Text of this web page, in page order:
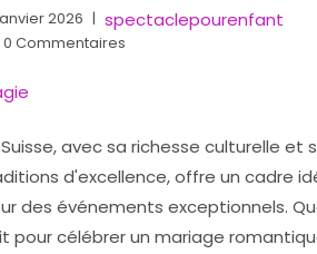
2026 | spectaclepourenfant
0 Commentaires
avec sa richesse culturelle et
d'excellence, offre un cadre
des événements exceptionnels.
pour célébrer un mariage